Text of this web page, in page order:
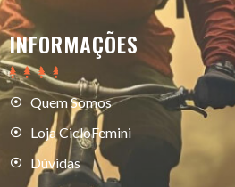
INFORMAÇÕES
Quem Somos
Loja CicloFemini
Dúvidas